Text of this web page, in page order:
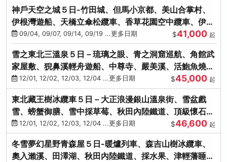
神戶天空之城５日-竹田城、但馬小京都、美山合掌村、
伊根灣遊船、天橋立傘松纜車、香草花園空中纜車、伊勢
龍蝦-台中出發
09/04, 09/07, 09/14, 09/19 ...更多日期 $41,000 起
雪之東北三溫泉５日－琉璃之眼、青之洞窟巡航、角館武
家屋敷、猊鼻溪輕舟遊船、中尊寺、嚴美溪、活鮑魚燒、
烤牡蠣、握壽司體驗
12/01, 12/02, 12/03, 12/04 ...更多日期 $45,000 起
東北藏王樹冰纜車５日－大正浪漫銀山溫泉街、雪盆戲
雪、螃蟹御膳、雪中採草莓、秋田內陸鐵道、頂級懷石料
理、松島遊船
12/01, 12/02, 12/03, 12/04 ...更多日期 $46,600 起
冬雪夢幻星野青森屋５日-暖爐列車、森吉山樹冰纜車、
奧入瀨溪、田澤湖、秋田內陸鐵道、採水果、津輕藩睡魔